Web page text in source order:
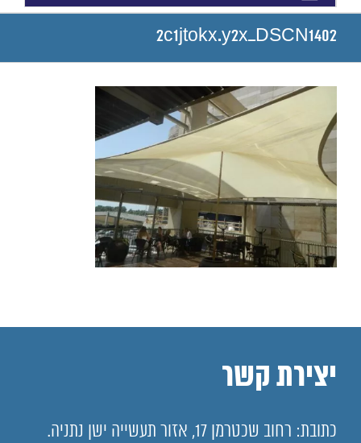
2c1jtokx.y2x_DSCN1402
יצירת קשר
כתובת: רחוב שכטרמן 17, אזור תעשייה ישן נתניה.